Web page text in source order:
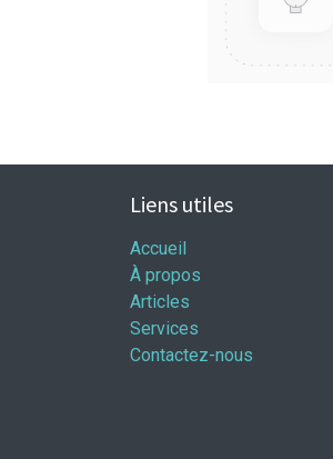
Liens utiles
Accueil
À propos
Articles
Services
Contactez-nous